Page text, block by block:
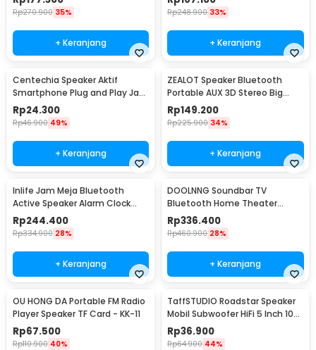
Rp270.900 35%
+ Keranjang
Rp248.900 33%
+ Keranjang
Centechia Speaker Aktif
Smartphone Plug and Play Jack
3.5mm AUX - DN828
Rp24.300
Rp46.900 49%
+ Keranjang
ZEALOT Speaker Bluetooth
Portable AUX 3D Stereo Big
Bass Subwoofer 5W - S32
Rp149.200
Rp225.900 34%
+ Keranjang
Inlife Jam Meja Bluetooth
Active Speaker Alarm Clock
Radio USB Charge - K11
Rp244.400
Rp334.900 28%
+ Keranjang
DOOLNNG Soundbar TV
Bluetooth Home Theater
Stereo Subwoofer AUX 20W -
BS-28B
Rp336.400
Rp460.900 28%
+ Keranjang
OU HONG DA Portable FM Radio
Player Speaker TF Card - KK-11
Rp67.500
Rp110.900 40%
TaffSTUDIO Roadstar Speaker
Mobil Subwoofer HiFi 5 Inch 100
W 1 PCS - VO-502
Rp36.900
Rp64.900 44%